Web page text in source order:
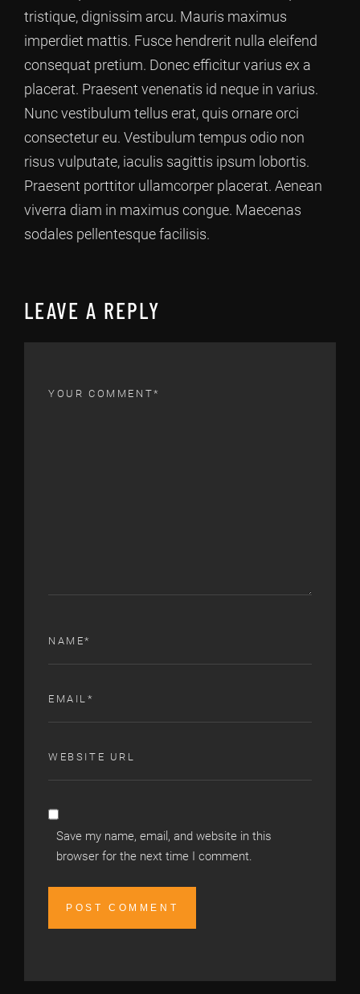
tristique, dignissim arcu. Mauris maximus
imperdiet mattis. Fusce hendrerit nulla eleifend
consequat pretium. Donec efficitur varius ex a
placerat. Praesent venenatis id neque in varius.
Nunc vestibulum tellus erat, quis ornare orci
consectetur eu. Vestibulum tempus odio non
risus vulputate, iaculis sagittis ipsum lobortis.
Praesent porttitor ullamcorper placerat. Aenean
viverra diam in maximus congue. Maecenas
sodales pellentesque facilisis.
LEAVE A REPLY
Save my name, email, and website in this
browser for the next time I comment.